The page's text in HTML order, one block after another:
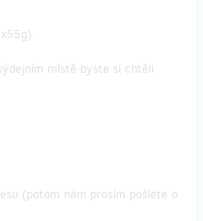
místě byste si chtěli
(potom nám prosím pošlete o